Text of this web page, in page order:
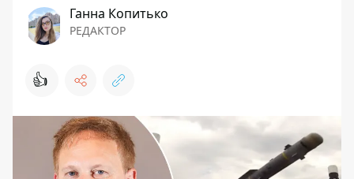
Ганна Копитько
РЕДАКТОР
👍